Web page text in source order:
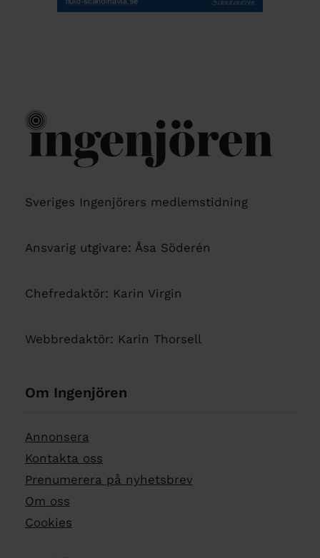
Sveriges Ingenjörers medlemstidning
Ansvarig utgivare: Åsa Söderén
Chefredaktör: Karin Virgin
Webbredaktör: Karin Thorsell
Om Ingenjören
Annonsera
Kontakta oss
Prenumerera på nyhetsbrev
Om oss
Cookies